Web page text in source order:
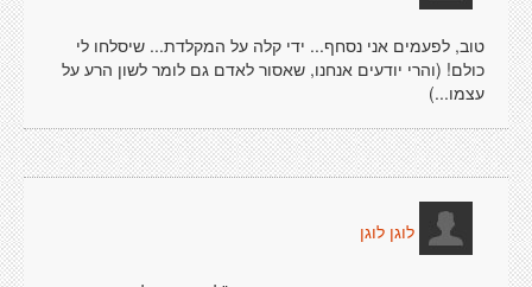
טוב, לפעמים אני נסחף... ידי קלה על המקלדת... שיסלחו לי
כולם! (והרי יודעים אנחנו, שאסור לאדם גם לומר לשון הרע על
עצמו...)
לוגן לוגן